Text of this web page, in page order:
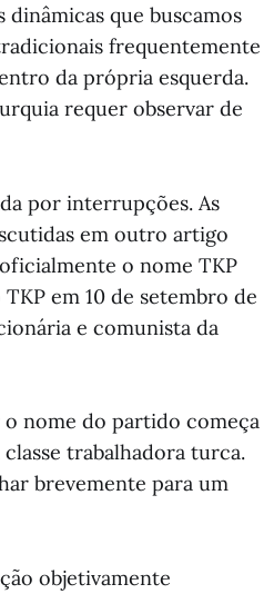
que buscamos
frequentemente
da própria esquerda.
requer observar de
por interrupções. As
em outro artigo
o nome TKP
em 10 de setembro de
e comunista da
nome do partido começa
trabalhadora turca.
brevemente para um
objetivamente